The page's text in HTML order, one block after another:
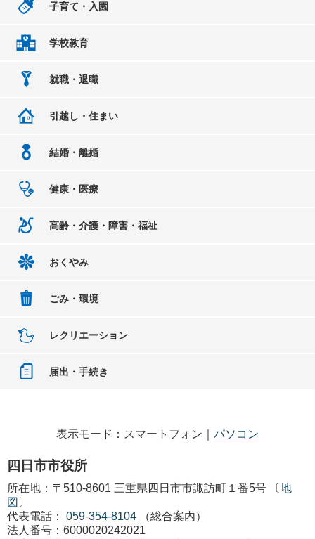
子育て・入園
学校教育
就職・退職
引越し・住まい
結婚・離婚
健康・医療
高齢・介護・障害・福祉
おくやみ
ごみ・環境
レクリエーション
届出・手続き
表示モード：スマートフォン｜ パソコン
四日市市役所
所在地：〒510-8601 三重県四日市市諏訪町１番5号 〔地
図 〕
代表電話：
059-354-8104
（総合案内）
法人番号：6000020242021